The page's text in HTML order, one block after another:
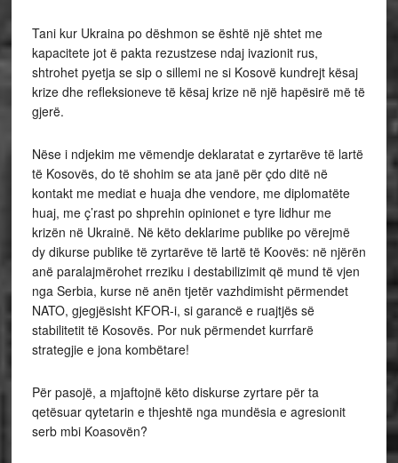
Tani kur Ukraina po dëshmon se është një shtet me
kapacitete jot ë pakta rezustzese ndaj ivazionit rus,
shtrohet pyetja se sip o sillemi ne si Kosovë kundrejt kësaj
krize dhe refleksioneve të kësaj krize në një hapësirë më të
gjerë.
Nëse i ndjekim me vëmendje deklaratat e zyrtarëve të lartë
të Kosovës, do të shohim se ata janë për çdo ditë në
kontakt me mediat e huaja dhe vendore, me diplomatëte
huaj, me ç’rast po shprehin opinionet e tyre lidhur me
krizën në Ukrainë. Në këto deklarime publike po vërejmë
dy dikurse publike të zyrtarëve të lartë të Koovës: në njërën
anë paralajmërohet rreziku i destabilizimit që mund të vjen
nga Serbia, kurse në anën tjetër vazhdimisht përmendet
NATO, gjegjësisht KFOR-i, si garancë e ruajtjës së
stabilitetit të Kosovës. Por nuk përmendet kurrfarë
strategjie e jona kombëtare!
Për pasojë, a mjaftojnë këto diskurse zyrtare për ta
qetësuar qytetarin e thjeshtë nga mundësia e agresionit
serb mbi Koasovën?